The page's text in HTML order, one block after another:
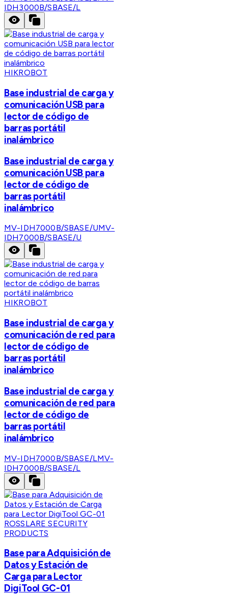
IDH3000B/SBASE/L
HIKROBOT
Base industrial de carga y
comunicación USB para
lector de código de
barras portátil
inalámbrico
Base industrial de carga y
comunicación USB para
lector de código de
barras portátil
inalámbrico
MV-IDH7000B/SBASE/UMV-
IDH7000B/SBASE/U
HIKROBOT
Base industrial de carga y
comunicación de red para
lector de código de
barras portátil
inalámbrico
Base industrial de carga y
comunicación de red para
lector de código de
barras portátil
inalámbrico
MV-IDH7000B/SBASE/LMV-
IDH7000B/SBASE/L
ROSSLARE SECURITY
PRODUCTS
Base para Adquisición de
Datos y Estación de
Carga para Lector
DigiTool GC-01